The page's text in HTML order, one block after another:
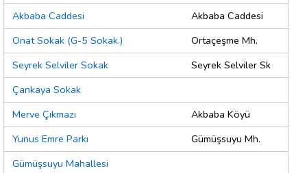
Akbaba Caddesi
Akbaba Caddesi
Onat Sokak (G-5 Sokak.)
Ortaçeşme Mh.
Seyrek Selviler Sokak
Seyrek Selviler Sk
Çankaya Sokak
Merve Çıkmazı
Akbaba Köyü
Yunus Emre Parkı
Gümüşsuyu Mh.
Gümüşsuyu Mahallesi